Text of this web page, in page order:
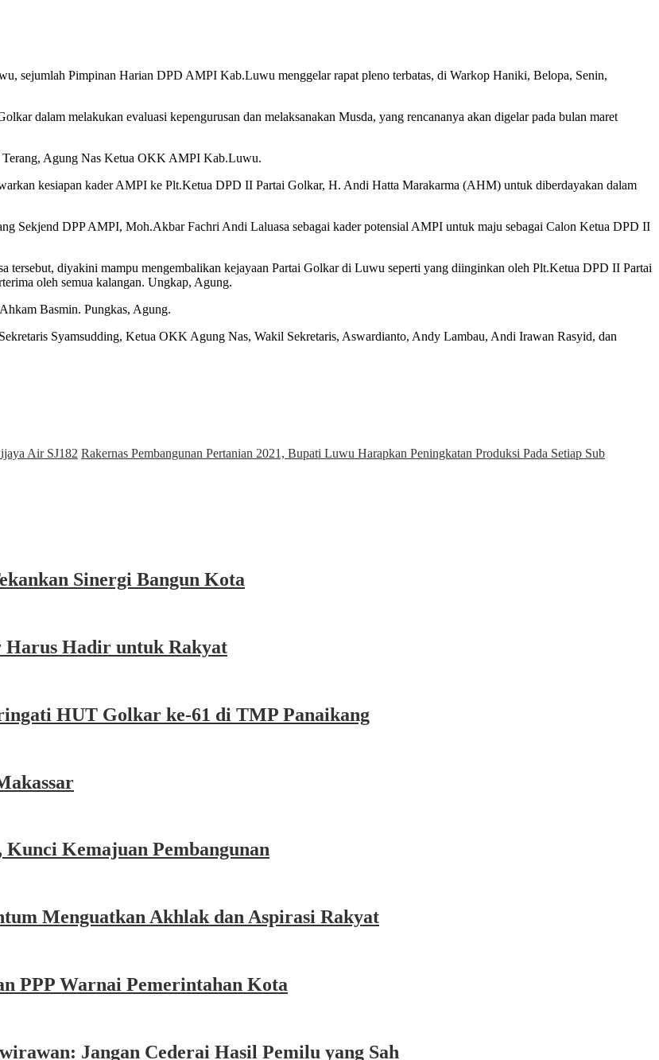
sejumlah Pimpinan Harian DPD AMPI Kab.Luwu menggelar rapat pleno terbatas, di Warkop Haniki, Belopa, Senin,
dalam melakukan evaluasi kepengurusan dan melaksanakan Musda, yang rencananya akan digelar pada bulan maret
Terang, Agung Nas Ketua OKK AMPI Kab.Luwu.
kesiapan kader AMPI ke Plt.Ketua DPD II Partai Golkar, H. Andi Hatta Marakarma (AHM) untuk diberdayakan dalam
Sekjend DPP AMPI, Moh.Akbar Fachri Andi Laluasa sebagai kader potensial AMPI untuk maju sebagai Calon Ketua DPD II
diyakini mampu mengembalikan kejayaan Partai Golkar di Luwu seperti yang diinginkan oleh Plt.Ketua DPD II Partai
oleh semua kalangan. Ungkap, Agung.
Basmin. Pungkas, Agung.
Syamsudding, Ketua OKK Agung Nas, Wakil Sekretaris, Aswardianto, Andy Lambau, Andi Irawan Rasyid, dan
Air SJ182 Rakernas Pembangunan Pertanian 2021, Bupati Luwu Harapkan Peningkatan Produksi Pada Setiap Sub
Sinergi Bangun Kota
Hadir untuk Rakyat
HUT Golkar ke-61 di TMP Panaikang
Kemajuan Pembangunan
Menguatkan Akhlak dan Aspirasi Rakyat
PPP Warnai Pemerintahan Kota
Jangan Cederai Hasil Pemilu yang Sah